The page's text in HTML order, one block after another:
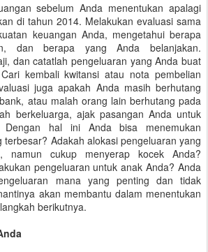
sebelum Anda menentukan apalagi
di tahun 2014. Melakukan evaluasi sama
keuangan Anda, mengetahui berapa
dan berapa yang Anda belanjakan.
dan catatlah pengeluaran yang Anda buat
kembali kwitansi atau nota pembelian
juga apakah Anda masih berhutang
atau malah orang lain berhutang pada
berkeluarga, ajak pasangan Anda untuk
Dengan hal ini Anda bisa menemukan
Adakah alokasi pengeluaran yang
namun cukup menyerap kocek Anda?
pengeluaran untuk anak Anda? Anda
mana yang penting dan tidak
akan membantu dalam menentukan
berikutnya.